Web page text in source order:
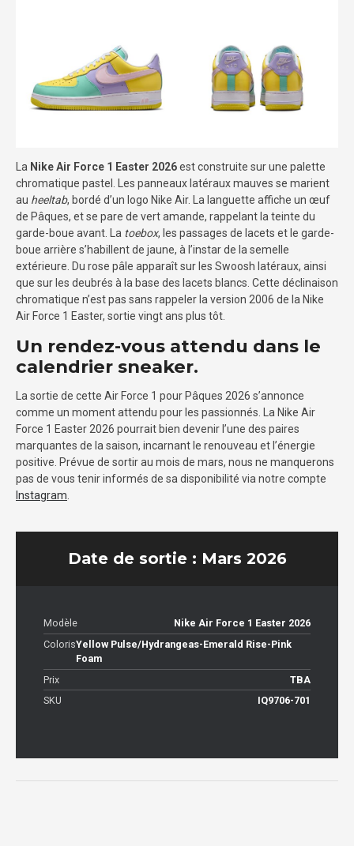
La Nike Air Force 1 Easter 2026est construite sur une palette
chromatique pastel. Les panneaux latéraux mauves se marient
au heeltab, bordé d’un logo Nike Air. La languette affiche un œuf
de Pâques, et se pare de vert amande, rappelant la teinte du
garde-boue avant. La toebox, les passages de lacets et le garde-
boue arrière s’habillent de jaune, à l’instar de la semelle
extérieure. Du rose pâle apparaît sur les Swoosh latéraux, ainsi
que sur les deubrés à la base des lacets blancs. Cette déclinaison
chromatique n’est pas sans rappeler la version 2006 de la Nike
Air Force 1 Easter, sortie vingt ans plus tôt.
Un rendez-vous attendu dans le
calendrier sneaker.
La sortie de cette Air Force 1 pour Pâques 2026 s’annonce
comme un moment attendu pour les passionnés. La Nike Air
Force 1 Easter 2026 pourrait bien devenir l’une des paires
marquantes de la saison, incarnant le renouveau et l’énergie
positive. Prévue de sortir au mois de mars, nous ne manquerons
pas de vous tenir informés de sa disponibilité via notre compte
Instagram.
Date de sortie : Mars 2026
Modèle
Nike Air Force 1 Easter 2026
ColorisYellow Pulse/Hydrangeas-Emerald Rise-Pink
Foam
Prix
TBA
SKU
IQ9706-701